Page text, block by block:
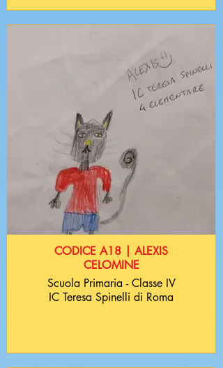
CODICE A18 | ALEXIS
CELOMINE
Scuola Primaria - Classe IV
IC Teresa Spinelli di Roma